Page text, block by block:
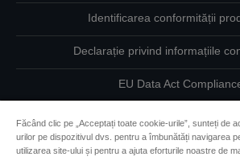
Identificarea conformității
Declarație privind informațiile
EU Data Act
Informaţii despre modulele
Făcând clic pe „Acceptați toate cookie-urile”, sunteți de
urilor pe dispozitivul dvs. pentru a îmbunătăți navigarea
utilizarea site-ului și pentru a ajuta eforturile noastre de